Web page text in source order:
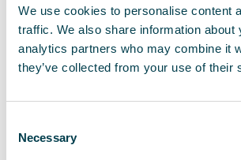
We use cookies to personalise content
traffic. We also share information
analytics partners who may combine it
they’ve collected from your use of their
Selection
Necessary
QleanAir FS 35 High Protection HEPA
Hochwirksam gegen Viren und